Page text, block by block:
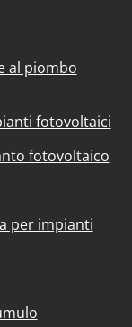
al piombo
fotovoltaici
fotovoltaico
per impianti